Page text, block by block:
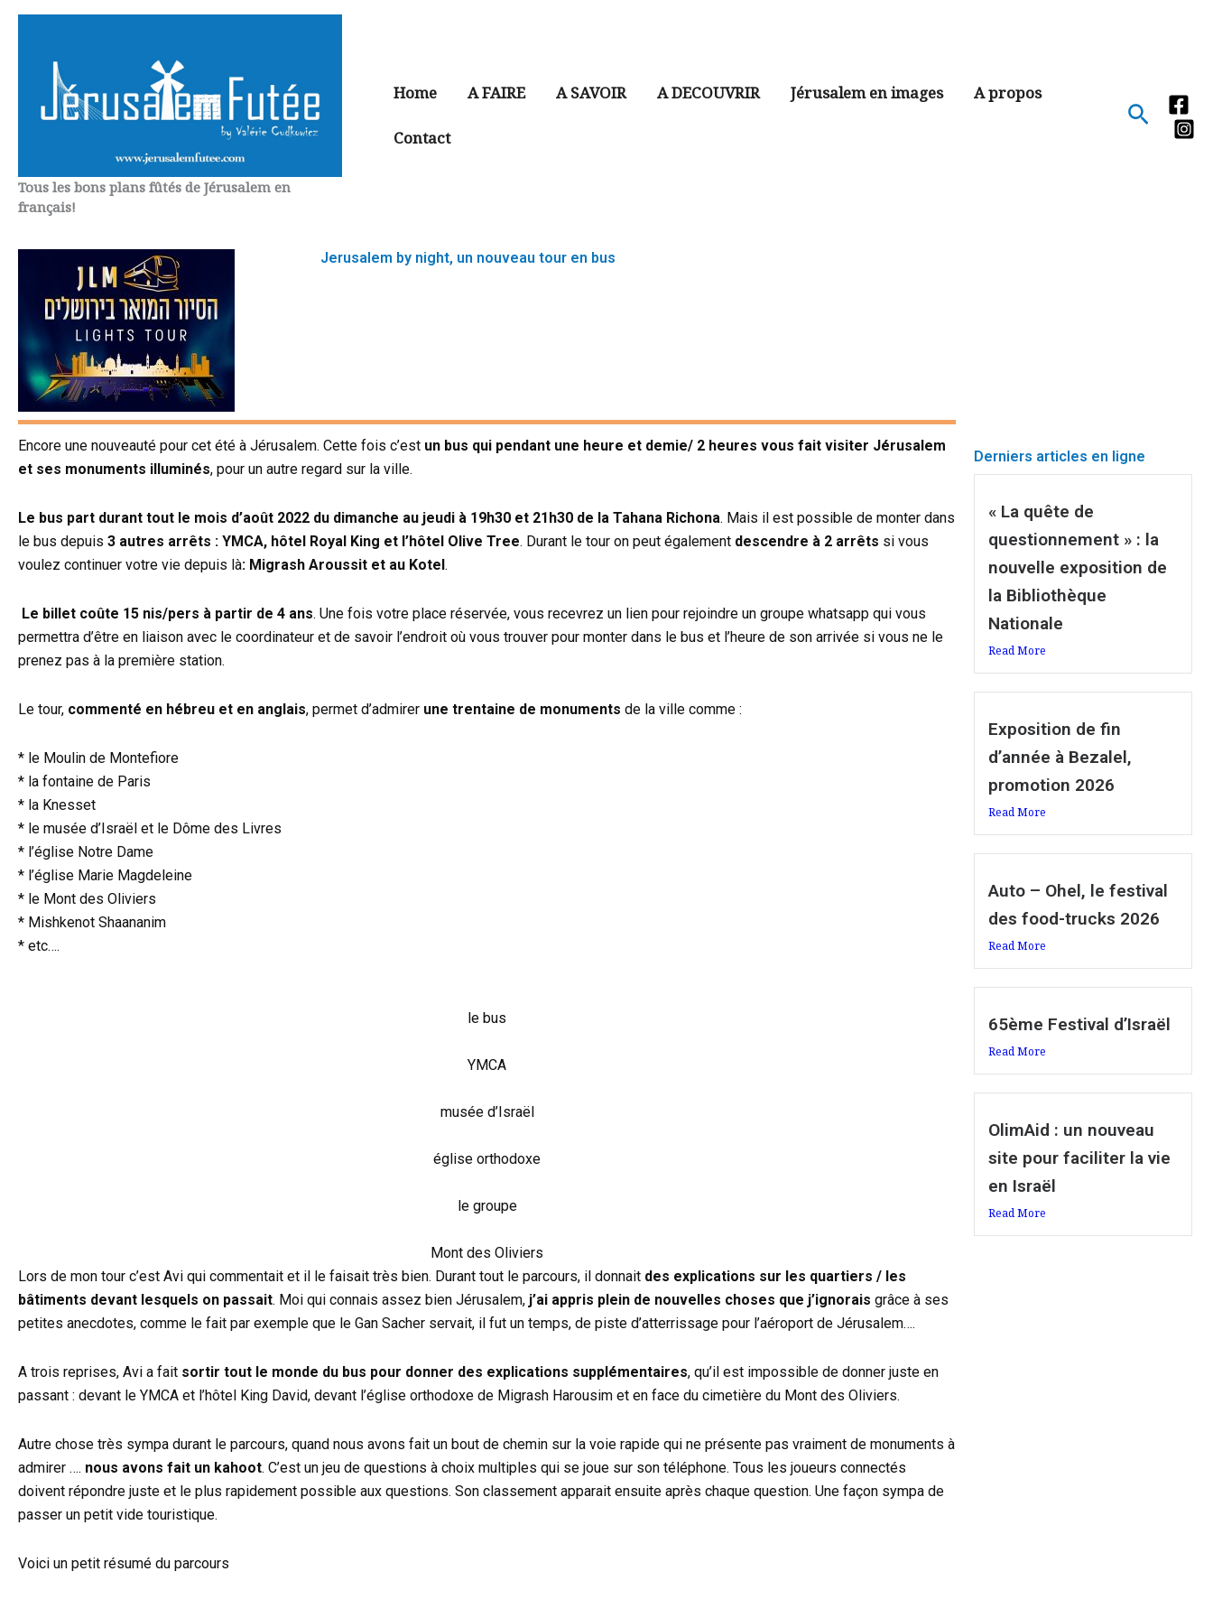
Aller
contenu
Tous les bons plans fûtés de Jérusalem en
français!
Home A FAIRE A SAVOIR A DECOUVRIR Jérusalem en images A propos
Contact
Jerusalem by night, un nouveau tour en bus
Encore une nouveauté pour cet été à Jérusalem. Cette fois c’est un bus qui pendant une heure et demie/ 2 heures vous fait visiter Jérusalem
et ses monuments illuminés, pour un autre regard sur la ville.
Le bus part durant tout le mois d’août 2022 du dimanche au jeudi à 19h30 et 21h30 de la Tahana Richona. Mais il est possible de monter dans
le bus depuis 3 autres arrêts : YMCA, hôtel Royal King et l’hôtel Olive Tree. Durant le tour on peut également descendre à 2 arrêts si vous
voulez continuer votre vie depuis là: Migrash Aroussit et au Kotel.
Le billet coûte 15 nis/pers à partir de 4 ans. Une fois votre place réservée, vous recevrez un lien pour rejoindre un groupe whatsapp qui vous
permettra d’être en liaison avec le coordinateur et de savoir l’endroit où vous trouver pour monter dans le bus et l’heure de son arrivée si vous ne le
prenez pas à la première station.
Le tour, commenté en hébreu et en anglais, permet d’admirer une trentaine de monuments de la ville comme :
* le Moulin de Montefiore
* la fontaine de Paris
* la Knesset
* le musée d’Israël et le Dôme des Livres
* l’église Notre Dame
* l’église Marie Magdeleine
* le Mont des Oliviers
* Mishkenot Shaananim
* etc….
le bus
YMCA
musée d’Israël
église orthodoxe
le groupe
Mont des Oliviers
Lors de mon tour c’est Avi qui commentait et il le faisait très bien. Durant tout le parcours, il donnait des explications sur les quartiers / les
bâtiments devant lesquels on passait. Moi qui connais assez bien Jérusalem, j’ai appris plein de nouvelles choses que j’ignorais grâce à ses
petites anecdotes, comme le fait par exemple que le Gan Sacher servait, il fut un temps, de piste d’atterrissage pour l’aéroport de Jérusalem….
A trois reprises, Avi a fait sortir tout le monde du bus pour donner des explications supplémentaires, qu’il est impossible de donner juste en
passant : devant le YMCA et l’hôtel King David, devant l’église orthodoxe de Migrash Harousim et en face du cimetière du Mont des Oliviers.
Autre chose très sympa durant le parcours, quand nous avons fait un bout de chemin sur la voie rapide qui ne présente pas vraiment de monuments à
admirer …. nous avons fait un kahoot. C’est un jeu de questions à choix multiples qui se joue sur son téléphone. Tous les joueurs connectés
doivent répondre juste et le plus rapidement possible aux questions. Son classement apparait ensuite après chaque question. Une façon sympa de
passer un petit vide touristique.
Voici un petit résumé du parcours
Derniers articles en ligne
« La quête de
questionnement » : la
nouvelle exposition de
la Bibliothèque
Nationale
Read More
Exposition de fin
d’année à Bezalel,
promotion 2026
Read More
Auto – Ohel, le festival
des food-trucks 2026
Read More
65ème Festival d’Israël
Read More
OlimAid : un nouveau
site pour faciliter la vie
en Israël
Read More